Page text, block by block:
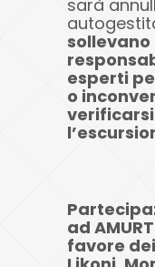
sarà
sollevano
esperti
o
ad
favore